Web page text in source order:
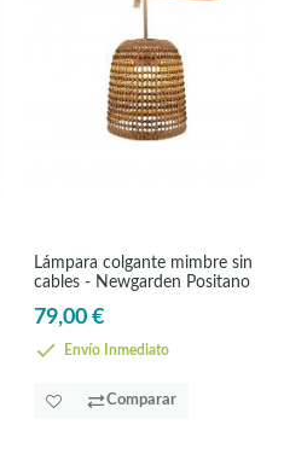
Lámpara colgante mimbre sin
cables - Newgarden Positano
79,00 €
Envío Inmediato
Comparar